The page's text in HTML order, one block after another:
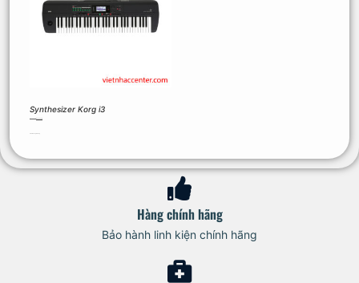
Synthesizer Korg i3
Hàng chính hãng
Bảo hành linh kiện chính hãng